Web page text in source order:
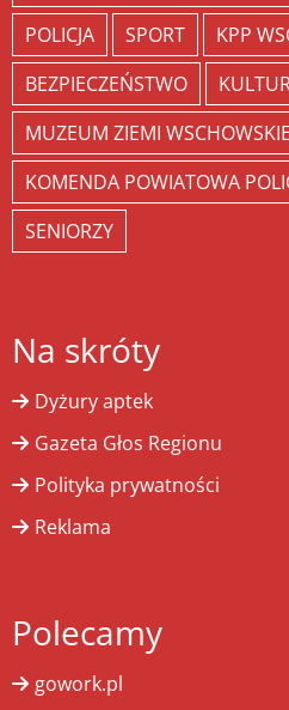
POLICJA
SPORT
KPP
BEZPIECZEŃSTWO
MUZEUM ZIEMI
KOMENDA POWIATOWA
SENIORZY
Na skróty
Dyżury aptek
Gazeta Głos Regionu
Polityka prywatności
Reklama
Polecamy
gowork.pl